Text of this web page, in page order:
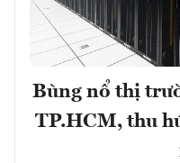
Bùng nổ thị
TP.HCM, thu